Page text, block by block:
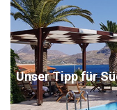
Unser Tipp für